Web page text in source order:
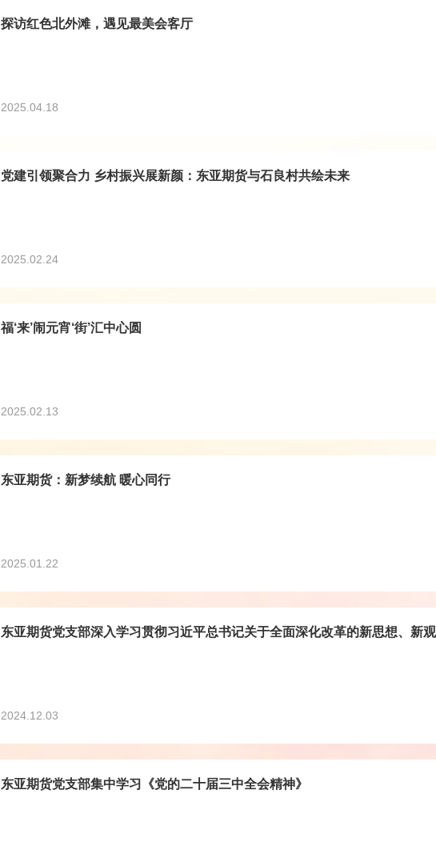
探访红色北外滩，遇见最美会客厅
2025.04.18
党建引领聚合力 乡村振兴展新颜：东亚期货与石良村共绘未来
2025.02.24
福‘来’闹元宵‘街’汇中心圆
2025.02.13
东亚期货：新梦续航 暖心同行
2025.01.22
东亚期货党支部深入学习贯彻习近平总书记关于全面深化改革的新思想、新
2024.12.03
东亚期货党支部集中学习《党的二十届三中全会精神》